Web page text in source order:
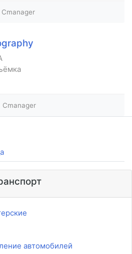
Cmanager
Cmanager
автомобилей